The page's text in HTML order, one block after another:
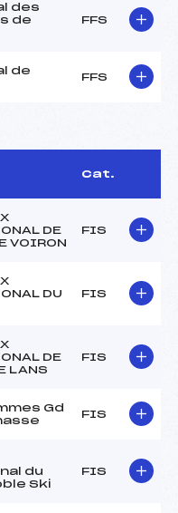
des
de
FFS
de
FFS
Cat.
DE
VOIRON
FIS
DU
FIS
DE
LANS
FIS
Gd
FIS
du
Ski
FIS